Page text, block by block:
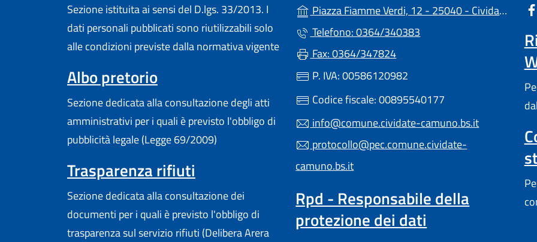
Sezione istituita ai sensi del D.lgs. 33/2013. I
dati personali pubblicati sono riutilizzabili solo
alle condizioni previste dalla normativa vigente
Albo pretorio
Sezione dedicata alla consultazione degli atti
amministrativi per i quali è previsto l'obbligo di
pubblicità legale (Legge 69/2009)
Trasparenza rifiuti
Sezione dedicata alla consultazione dei
documenti per i quali è previsto l'obbligo di
trasparenza sul servizio rifiuti (Delibera Arera
Piazza Fiamme Verdi, 12 - 25040 - Cividate Camuno (BS)
Telefono: 0364/340383
Fax: 0364/347824
P. IVA: 00586120982
Codice fiscale: 00895540177
info@comune.cividate-camuno.bs.it
protocollo@pec.comune.cividate-
camuno.bs.it
Rpd - Responsabile della
protezione dei dati